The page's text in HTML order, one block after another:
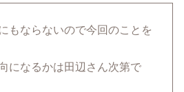
もならないので今回のことを
になるかは田辺さん次第で